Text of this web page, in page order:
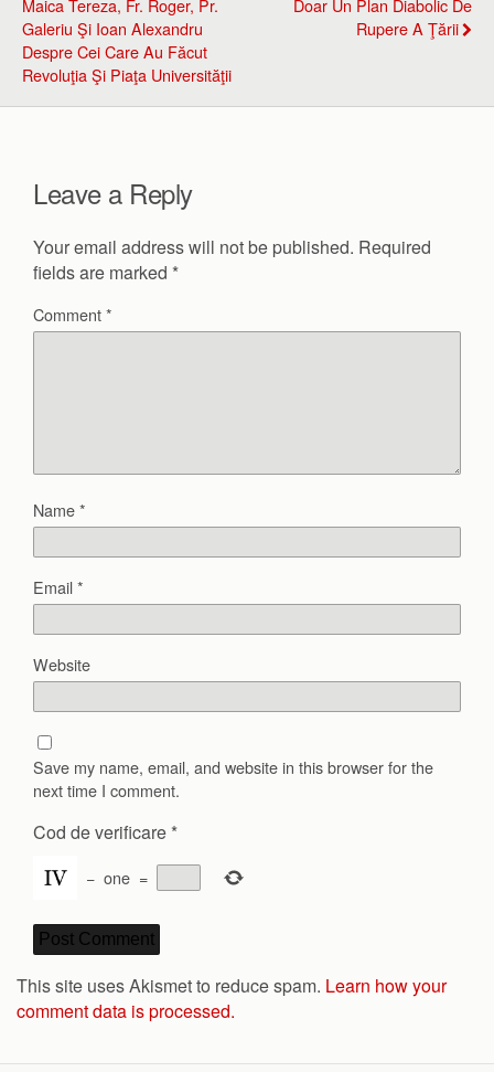
Maica Tereza, Fr. Roger, Pr.
Galeriu Şi Ioan Alexandru
Despre Cei Care Au Făcut
Revoluţia Şi Piaţa Universităţii
Doar Un Plan Diabolic De
Rupere A Ţării
Leave a Reply
Your email address will not be published. Required
fields are marked *
Comment*
Name*
Email*
Website
Save my name, email, and website in this browser for the
next time I comment.
Cod de verificare *
− one =
This site uses Akismet to reduce spam. Learn how your
comment data is processed.